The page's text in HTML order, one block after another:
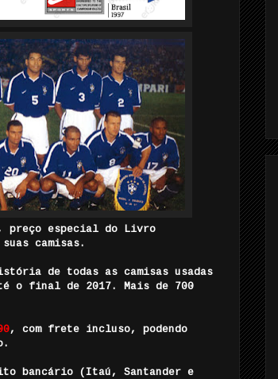
preço especial do Livro
camisas.
de todas as camisas usadas
o final de 2017. Mais de 700
, com frete incluso, podendo
bancário (Itaú, Santander e